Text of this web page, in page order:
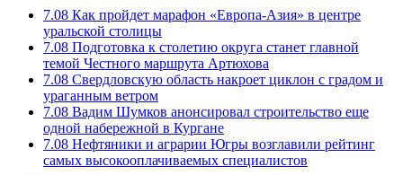
7.08 Как пройдет марафон «Европа-Азия» в центре
уральской столицы
7.08 Подготовка к столетию округа станет главной
темой Честного маршрута Артюхова
7.08 Свердловскую область накроет циклон с градом и
ураганным ветром
7.08 Вадим Шумков анонсировал строительство еще
одной набережной в Кургане
7.08 Нефтяники и аграрии Югры возглавили рейтинг
самых высокооплачиваемых специалистов